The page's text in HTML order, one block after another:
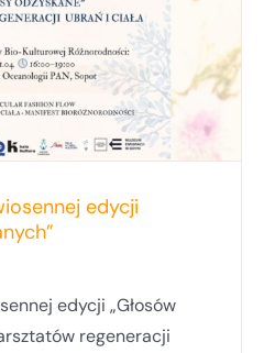
edycji
edycji „Głosów
regeneracji